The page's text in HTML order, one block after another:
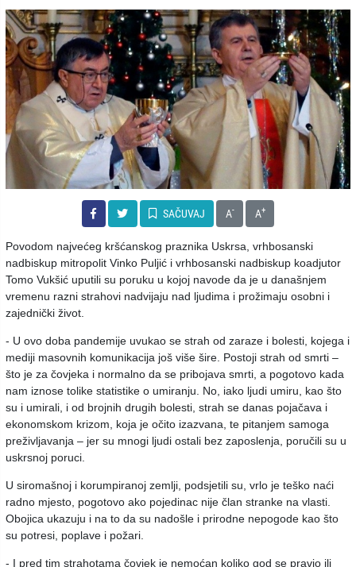
SAČUVAJ A- A+
Povodom najvećeg kršćanskog praznika Uskrsa, vrhbosanski
nadbiskup mitropolit Vinko Puljić i vrhbosanski nadbiskup koadjutor
Tomo Vukšić uputili su poruku u kojoj navode da je u današnjem
vremenu razni strahovi nadvijaju nad ljudima i prožimaju osobni i
zajednički život.
- U ovo doba pandemije uvukao se strah od zaraze i bolesti, kojega i
mediji masovnih komunikacija još više šire. Postoji strah od smrti –
što je za čovjeka i normalno da se pribojava smrti, a pogotovo kada
nam iznose tolike statistike o umiranju. No, iako ljudi umiru, kao što
su i umirali, i od brojnih drugih bolesti, strah se danas pojačava i
ekonomskom krizom, koja je očito izazvana, te pitanjem samoga
preživljavanja – jer su mnogi ljudi ostali bez zaposlenja, poručili su u
uskrsnoj poruci.
U siromašnoj i korumpiranoj zemlji, podsjetili su, vrlo je teško naći
radno mjesto, pogotovo ako pojedinac nije član stranke na vlasti.
Obojica ukazuju i na to da su nadošle i prirodne nepogode kao što
su potresi, poplave i požari.
- I pred tim strahotama čovjek je nemoćan koliko god se pravio ili